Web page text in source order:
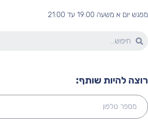
יום א משעה 19:00 עד 21:00
להיות שותף: